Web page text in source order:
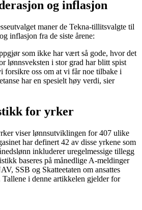
og inflasjon
maner de Tekna-tillitsvalgte til
inflasjon fra de siste årene:
som ikke har vært så gode, hvor det
lønnsveksten i stor grad har blitt spist
forsikre oss om at vi får noe tilbake i
har en spesielt høy verdi, sier
for yrker
viser lønnsutviklingen for 407 ulike
har definert 42 av disse yrkene som
inkluderer uregelmessige tillegg
baseres på månedlige A-meldinger
SSB og Skatteetaten om ansattes
i denne artikkelen gjelder for